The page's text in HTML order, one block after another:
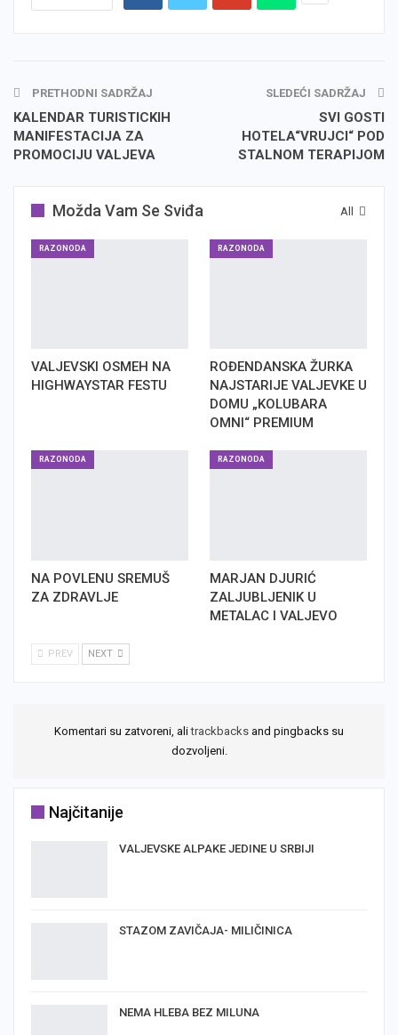
PRETHODNI SADRŽAJ
KALENDAR TURISTICKIH
MANIFESTACIJA ZA
PROMOCIJU VALJEVA
SLEDEĆI SADRŽAJ
SVI GOSTI
HOTELA“VRUJCI“ POD
STALNOM TERAPIJOM
All
Možda Vam Se Sviđa
RAZONODA
VALJEVSKI OSMEH NA
HIGHWAYSTAR FESTU
RAZONODA
ROĐENDANSKA ŽURKA
NAJSTARIJE VALJEVKE U
DOMU „KOLUBARA
OMNI“ PREMIUM
RAZONODA
NA POVLENU SREMUŠ
ZA ZDRAVLJE
RAZONODA
MARJAN DJURIĆ
ZALJUBLJENIK U
METALAC I VALJEVO
PREV NEXT
Komentari su zatvoreni, alitrackbacks and pingbacks su
dozvoljeni.
Najčitanije
VALJEVSKE ALPAKE JEDINE U SRBIJI
STAZOM ZAVIČAJA- MILIČINICA
NEMA HLEBA BEZ MILUNA